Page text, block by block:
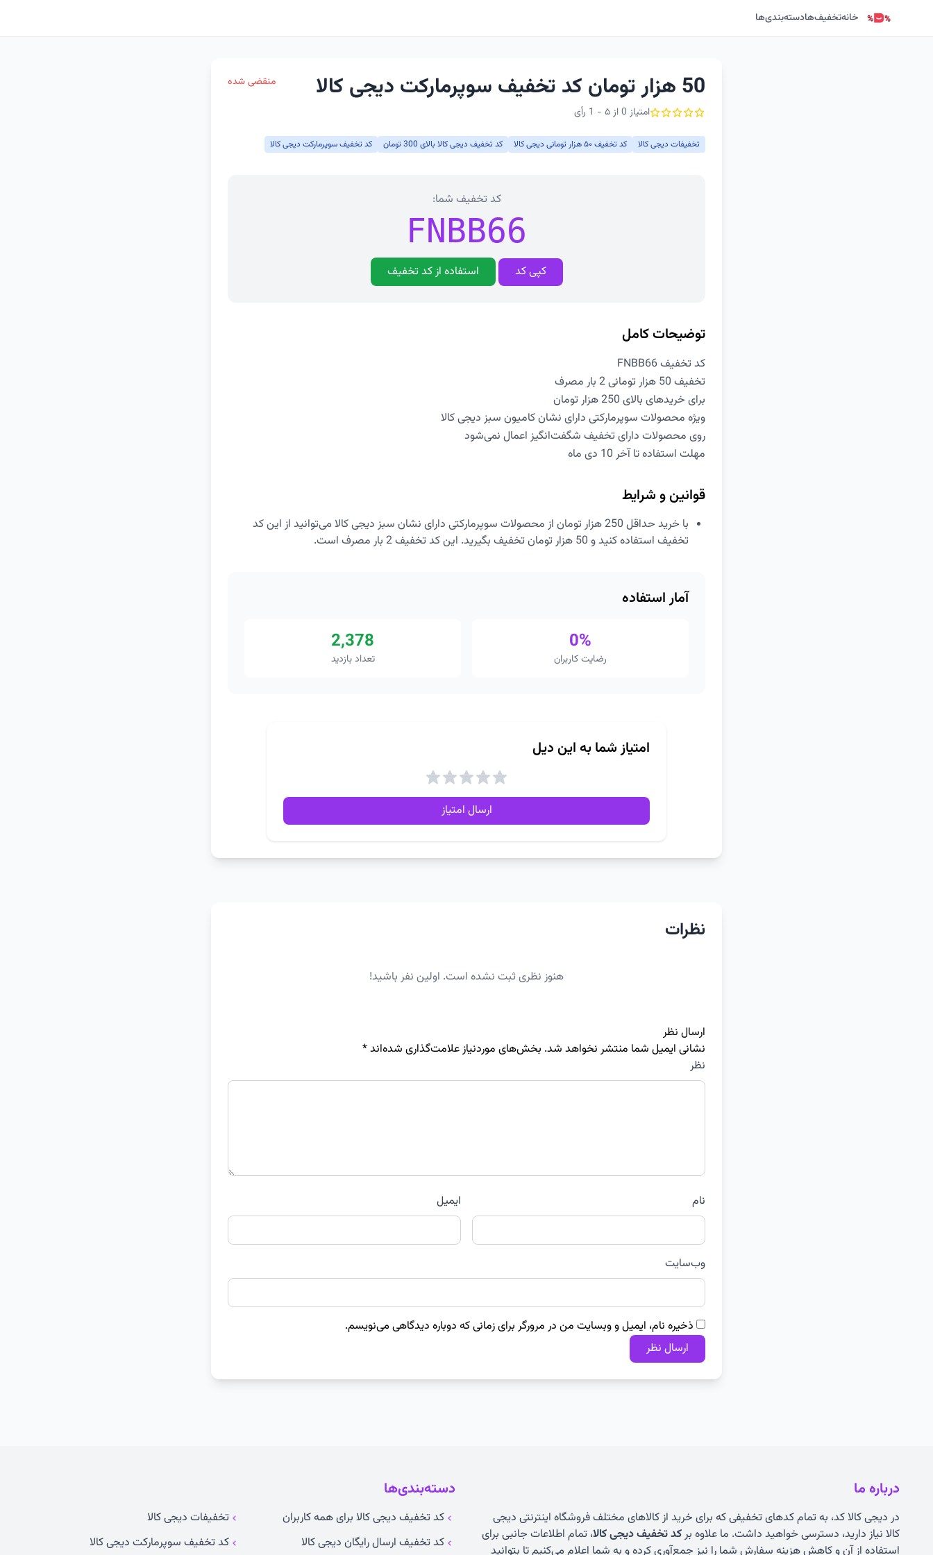
خانهتخفیف‌هادسته‌بندی‌ها
50 هزار تومان کد تخفیف سوپرمارکت دیجی کالا
امتیاز 0 از ۵ - 1 رأی
منقضی شده
تخفیفات دیجی کالا کد تخفیف ۵۰ هزار تومانی دیجی کالا کد تخفیف دیجی کالا بالای 300 تومان کد تخفیف سوپرمارکت دیجی کالا
کد تخفیف شما:
FNBB66
کپی کد استفاده از کد تخفیف
توضیحات کامل
کد تخفیف FNBB66
تخفیف 50 هزار تومانی 2 بار مصرف
برای خریدهای بالای 250 هزار تومان
ویژه محصولات سوپرمارکتی دارای نشان کامیون سبز دیجی کالا
روی محصولات دارای تخفیف شگفت‌انگیز اعمال نمی‌شود
مهلت استفاده تا آخر 10 دی ماه
قوانین و شرایط
با خرید حداقل 250 هزار تومان از محصولات سوپرمارکتی دارای نشان سبز دیجی کالا می‌توانید از این کد
تخفیف استفاده کنید و 50 هزار تومان تخفیف بگیرید. این کد تخفیف 2 بار مصرف است.
آمار استفاده
0%
رضایت کاربران
2,378
تعداد بازدید
امتیاز شما به این دیل
ارسال امتیاز
نظرات
هنوز نظری ثبت نشده است. اولین نفر باشید!
ارسال نظر
نشانی ایمیل شما منتشر نخواهد شد. بخش‌های موردنیاز علامت‌گذاری شده‌اند*
نظر
نام ایمیل
وب‌سایت
ذخیره نام، ایمیل و وبسایت من در مرورگر برای زمانی که دوباره دیدگاهی می‌نویسم.
درباره ما
در دیجی کالا کد، به تمام کدهای تخفیفی که برای خرید از کالاهای مختلف فروشگاه اینترنتی دیجی
کالا نیاز دارید، دسترسی خواهید داشت. ما علاوه برکد تخفیف دیجی کالا، تمام اطلاعات جانبی برای
استفاده از آن و کاهش هزینه سفارش شما را نیز جمع‌آوری کرده و به شما اعلام می‌کنیم تا بتوانید
دسته‌بندی‌ها
کد تخفیف دیجی کالا برای همه کاربران
تخفیفات دیجی کالا
کد تخفیف ارسال رایگان دیجی کالا
کد تخفیف سوپرمارکت دیجی کالا